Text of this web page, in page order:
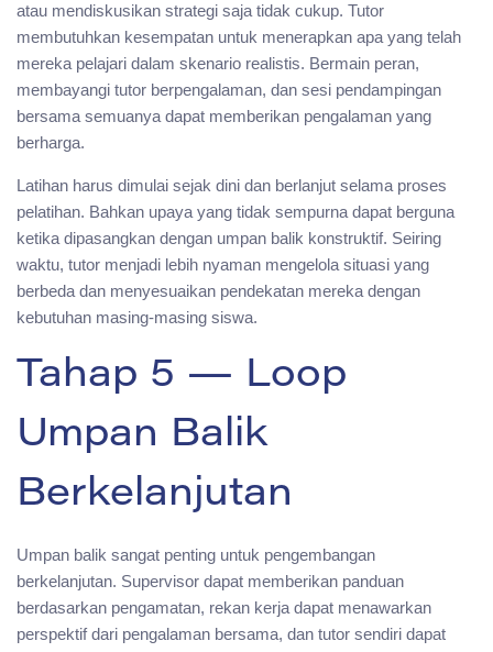
atau mendiskusikan strategi saja tidak cukup. Tutor
membutuhkan kesempatan untuk menerapkan apa yang telah
mereka pelajari dalam skenario realistis. Bermain peran,
membayangi tutor berpengalaman, dan sesi pendampingan
bersama semuanya dapat memberikan pengalaman yang
berharga.
Latihan harus dimulai sejak dini dan berlanjut selama proses
pelatihan. Bahkan upaya yang tidak sempurna dapat berguna
ketika dipasangkan dengan umpan balik konstruktif. Seiring
waktu, tutor menjadi lebih nyaman mengelola situasi yang
berbeda dan menyesuaikan pendekatan mereka dengan
kebutuhan masing-masing siswa.
Tahap 5 — Loop
Umpan Balik
Berkelanjutan
Umpan balik sangat penting untuk pengembangan
berkelanjutan. Supervisor dapat memberikan panduan
berdasarkan pengamatan, rekan kerja dapat menawarkan
perspektif dari pengalaman bersama, dan tutor sendiri dapat